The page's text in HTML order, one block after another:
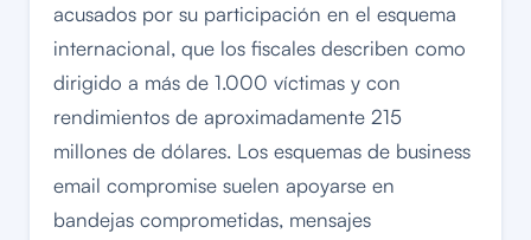
acusados por su participación en el esquema
internacional, que los fiscales describen como
dirigido a más de 1.000 víctimas y con
rendimientos de aproximadamente 215
millones de dólares. Los esquemas de business
email compromise suelen apoyarse en
bandejas comprometidas, mensajes